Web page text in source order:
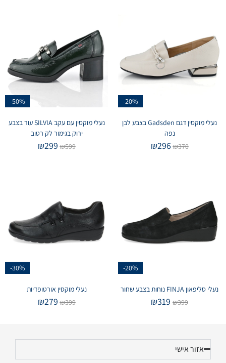
-20%
נעלי מוקסין דגם Gadsden בצבע לבן
נפה
₪370
₪296
-50%
נעלי מוקסין עם עקב SILVIA עור בצבע
ירוק בגימור לק רטוב
₪599
₪299
-20%
נעלי סליפאון FINJA נוחות בצבע שחור
₪399
₪319
-30%
נעלי מוקסין אורטופדיות
₪399
₪279
אזור אישי